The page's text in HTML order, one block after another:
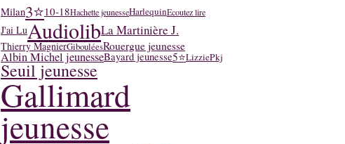
Milan3⭐10-18Hachette jeunesseHarlequinEcoutez lire
J'ai LuAudiolibLa Martinière J.
Thierry MagnierGibouléesRouergue jeunesse
Albin Michel jeunesseBayard jeunesse5⭐LizziePkj
Seuil jeunesse
Gallimard
jeunesse